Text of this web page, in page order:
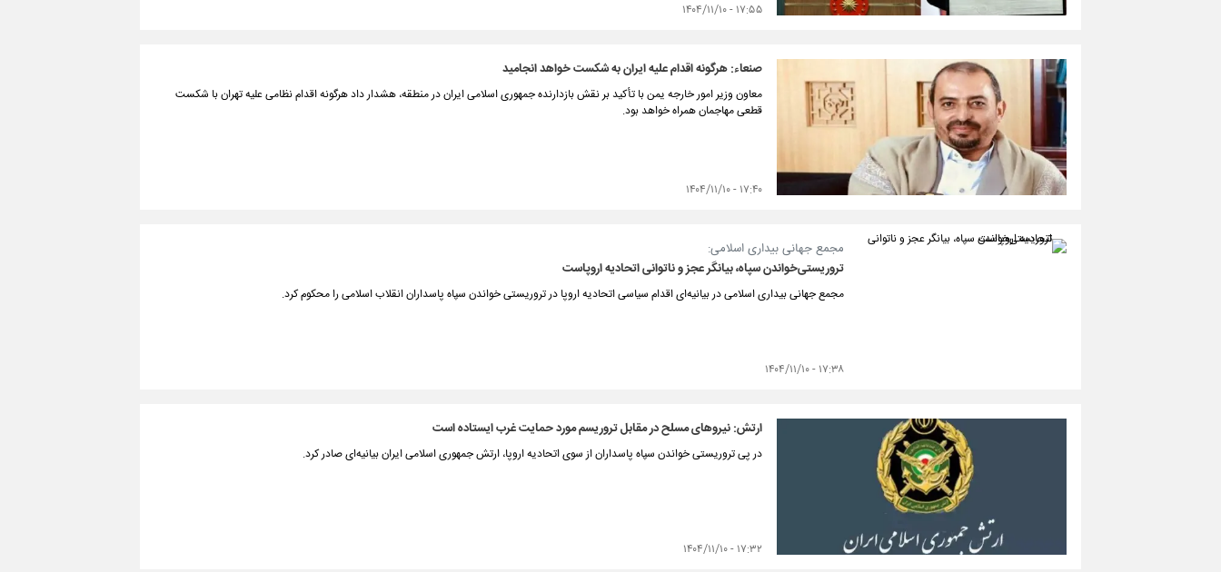
۱۷:۵۵ - ۱۴۰۴/۱۱/۱۰
صنعاء: هرگونه اقدام علیه ایران به شکست خواهد انجامید
معاون وزیر امور خارجه یمن با تأکید بر نقش بازدارنده جمهوری اسلامی ایران در منطقه، هشدار داد هرگونه اقدام نظامی علیه تهران با شکست
قطعی مهاجمان همراه خواهد بود.
۱۷:۴۰ - ۱۴۰۴/۱۱/۱۰
مجمع جهانی بیداری اسلامی:
تروریستی‌خواندن سپاه، بیانگر عجز و ناتوانی اتحادیه اروپاست
مجمع جهانی بیداری اسلامی در بیانیه‌ای اقدام سیاسی اتحادیه اروپا در تروریستی خواندن سپاه پاسداران انقلاب اسلامی را محکوم کرد.
۱۷:۳۸ - ۱۴۰۴/۱۱/۱۰
ارتش: نیروهای مسلح در مقابل تروریسم مورد حمایت غرب ایستاده است
در پی تروریستی خواندن سپاه پاسداران از سوی اتحادیه اروپا، ارتش جمهوری اسلامی ایران بیانیه‌ای صادر کرد.
۱۷:۳۲ - ۱۴۰۴/۱۱/۱۰